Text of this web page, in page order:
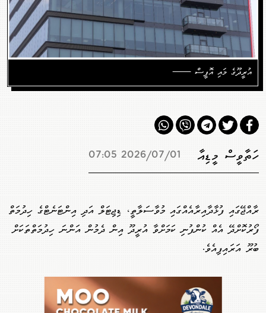
އުރީދޫގެ މައި އޮފީސް ——
ހަތާވީސް މީޑިއާ 2026/07/01 07:05
ރާއްޖޭގައި ފުޅާދާއިރާއެއްގައި މުވާސަލާތީ، ޑިޖިޓަލް އަދި އިންޓަނެޓްގެ ހިދުމަތް
ފޯރުކޮށްދޭ އެއް ކުންފުނި ކަމަށްވާ އުރީދޫ އިން ދެމުން އަންނަ ހިދުމަތްތަކަށް
ބުރޫ އަރައިފިއެވެ.